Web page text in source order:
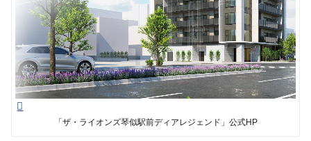
「ザ・ライオンズ琴似駅前ディアレジェンド」公式HP